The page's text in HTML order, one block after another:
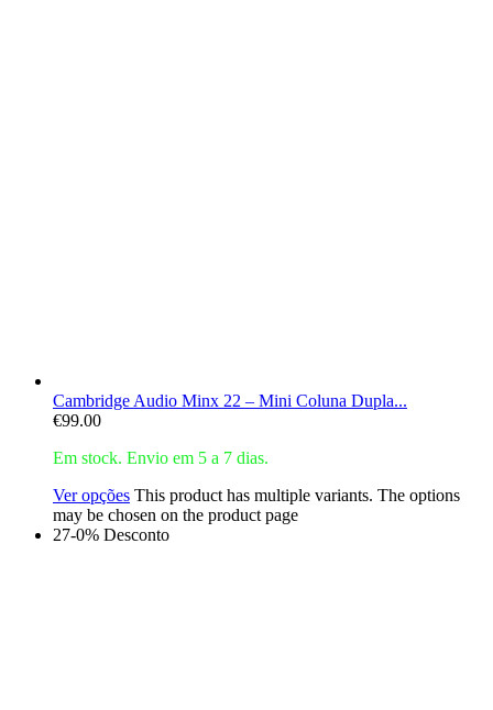
Cambridge Audio Minx 22 – Mini Coluna Dupla...
€99.00
Em stock. Envio em 5 a 7 dias.
Ver opções This product has multiple variants. The options
may be chosen on the product page
27-0% Desconto